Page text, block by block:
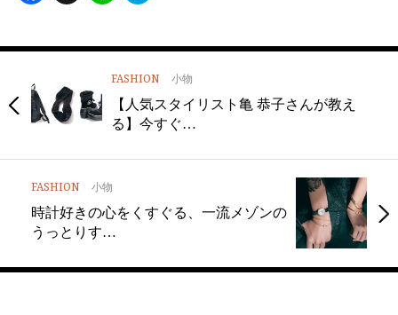
FASHION 小物
【人気スタイリスト亀 恭子さんが教え
る】今すぐ…
FASHION 小物
時計好きの心をくすぐる、一流メゾンの
うっとりす…